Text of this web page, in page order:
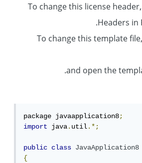
* To change this license
Headers
* To change this template
package javaapplication8;
import
java.util.*;
public class
JavaApplication8
{